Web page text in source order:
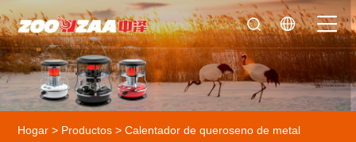
Hogar > Productos > Calentador de queroseno de metal